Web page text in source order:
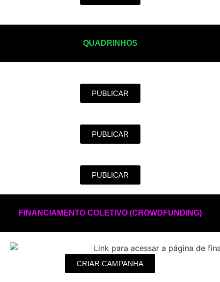
QUADRINHOS
PUBLICAR
PUBLICAR
PUBLICAR
FINANCIAMENTO COLETIVO (CROWDFUNDING)
CRIAR CAMPANHA